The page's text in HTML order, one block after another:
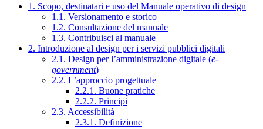
1. Scopo, destinatari e uso del Manuale operativo di design
1.1. Versionamento e storico
1.2. Consultazione del manuale
1.3. Contribuisci al manuale
2. Introduzione al design per i servizi pubblici digitali
2.1. Design per l’amministrazione digitale (e-
government)
2.2. L’approccio progettuale
2.2.1. Buone pratiche
2.2.2. Principi
2.3. Accessibilità
2.3.1. Definizione